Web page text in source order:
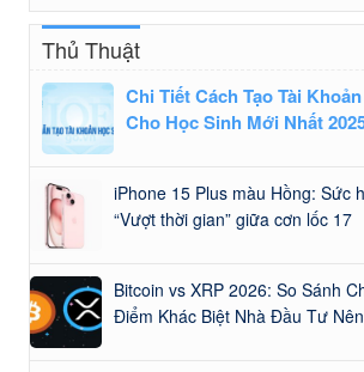
Thủ Thuật
Chi Tiết Cách Tạo Tài
Cho Học Sinh Mới Nhất
iPhone 15 Plus màu Hồng: Sức
“Vượt thời gian” giữa cơn lốc 17
Bitcoin vs XRP 2026: So Sánh
Điểm Khác Biệt Nhà Đầu Tư